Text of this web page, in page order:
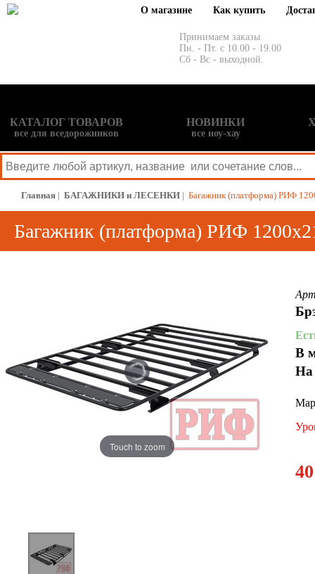
О магазине Как купить
Принимаем заказы
Пн. - Пт. с 10.00 - 19.00
Сб - Вс - выходной.
КАТАЛОГ ТОВАРОВ
все для вседорожников
НОВИНКИ
все ноу-хау
Главная | БАГАЖНИКИ и ЛЕСЕНКИ | Багажник (платформа) РИФ
Багажник (платформа) РИФ
Touch to zoom
В
На